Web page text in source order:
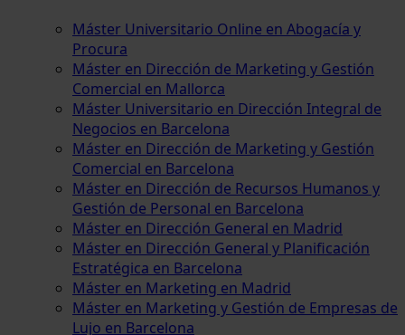
Máster Universitario Online en Abogacía y
Procura
Máster en Dirección de Marketing y Gestión
Comercial en Mallorca
Máster Universitario en Dirección Integral de
Negocios en Barcelona
Máster en Dirección de Marketing y Gestión
Comercial en Barcelona
Máster en Dirección de Recursos Humanos y
Gestión de Personal en Barcelona
Máster en Dirección General en Madrid
Máster en Dirección General y Planificación
Estratégica en Barcelona
Máster en Marketing en Madrid
Máster en Marketing y Gestión de Empresas de
Lujo en Barcelona